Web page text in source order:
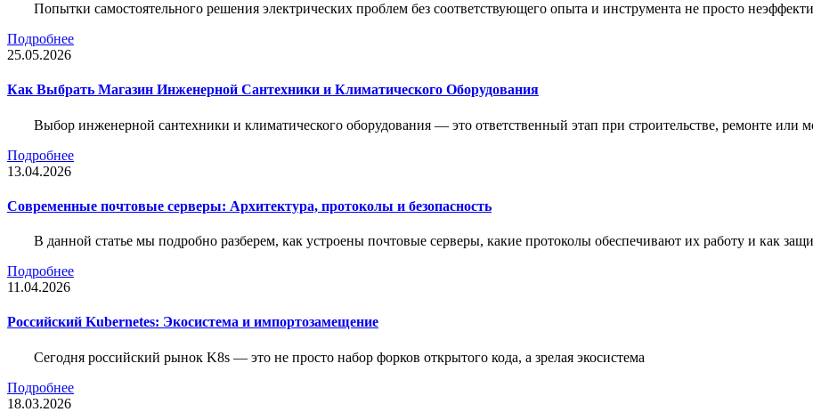
Попытки самостоятельного решения электрических проблем без соответствующего опыта и инструмента не просто
Подробнее
25.05.2026
Как Выбрать Магазин Инженерной Сантехники и Климатического Оборудования
Выбор инженерной сантехники и климатического оборудования — это ответственный этап при строительстве, ремонте или
Подробнее
13.04.2026
Современные почтовые серверы: Архитектура, протоколы и безопасность
В данной статье мы подробно разберем, как устроены почтовые серверы, какие протоколы обеспечивают их работу и как
Подробнее
11.04.2026
Российский Kubernetes: Экосистема и импортозамещение
Сегодня российский рынок K8s — это не просто набор форков открытого кода, а зрелая экосистема
Подробнее
18.03.2026